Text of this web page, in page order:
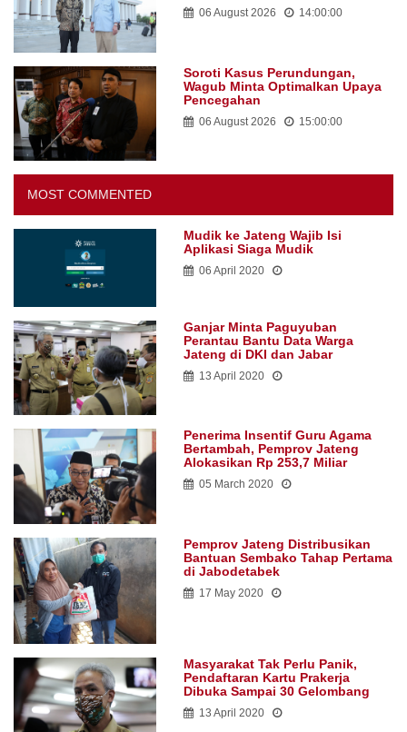
06 August 2026 14:00:00
Soroti Kasus Perundungan,
Wagub Minta Optimalkan Upaya
Pencegahan
06 August 2026 15:00:00
MOST COMMENTED
Mudik ke Jateng Wajib Isi
Aplikasi Siaga Mudik
06 April 2020
Ganjar Minta Paguyuban
Perantau Bantu Data Warga
Jateng di DKI dan Jabar
13 April 2020
Penerima Insentif Guru Agama
Bertambah, Pemprov Jateng
Alokasikan Rp 253,7 Miliar
05 March 2020
Pemprov Jateng Distribusikan
Bantuan Sembako Tahap Pertama
di Jabodetabek
17 May 2020
Masyarakat Tak Perlu Panik,
Pendaftaran Kartu Prakerja
Dibuka Sampai 30 Gelombang
13 April 2020